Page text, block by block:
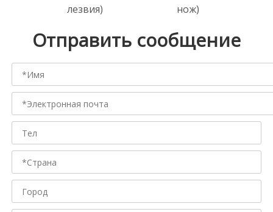
лезвия)
нож)
Отправить сообщение